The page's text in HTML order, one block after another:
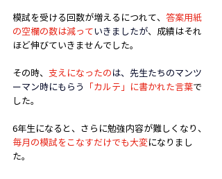
模試を受ける回数が増えるにつれて、 答案用紙
の空欄の数は減っていきましたが、成績はそれ
ほど伸びていきませんでした。
その時、 支えになったの は、先生たちのマンツ
ーマン時にもらう
「カルテ」に書かれた言葉で
した。
6年生になると、さらに勉強内容が難しくなり、
毎月の模試をこなすだけでも大変になりまし
た。